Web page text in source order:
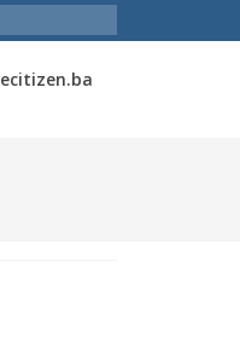
ecitizen.ba